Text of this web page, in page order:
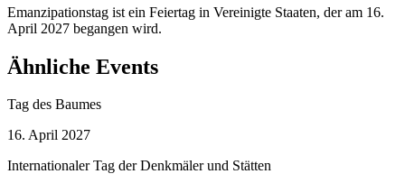
Emanzipationstag ist ein Feiertag in Vereinigte Staaten, der am 16.
April 2027 begangen wird.
Ähnliche Events
Tag des Baumes
16. April 2027
Internationaler Tag der Denkmäler und Stätten